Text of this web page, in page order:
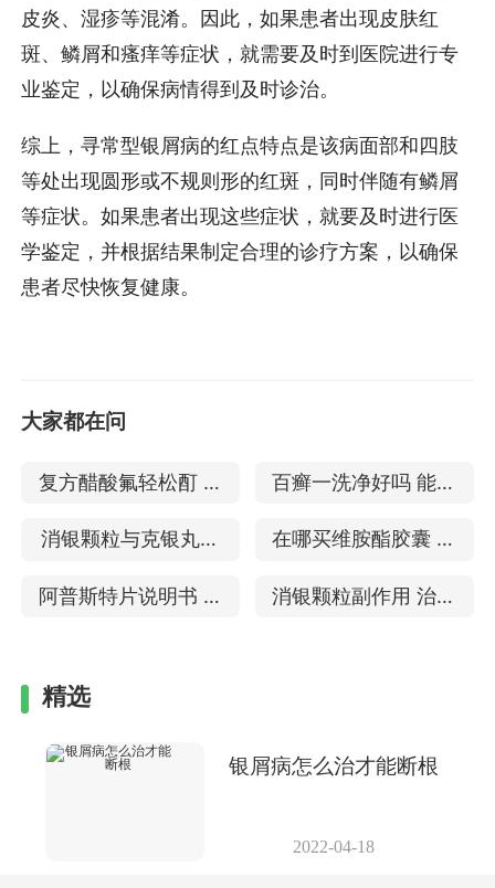
皮炎、湿疹等混淆。因此，如果患者出现皮肤红
斑、鳞屑和瘙痒等症状，就需要及时到医院进行专
业鉴定，以确保病情得到及时诊治。
综上，寻常型银屑病的红点特点是该病面部和四肢
等处出现圆形或不规则形的红斑，同时伴随有鳞屑
等症状。如果患者出现这些症状，就要及时进行医
学鉴定，并根据结果制定合理的诊疗方案，以确保
患者尽快恢复健康。
大家都在问
复方醋酸氟轻松酊 治
疗银屑病的效果
百癣一洗净好吗 能治
疗点滴型银屑病吗
消银颗粒与克银丸哪
个有效 怎治疗银屑病
在哪买维胺酯胶囊 怎
么治疗牛皮癣
阿普斯特片说明书 治
消银颗粒副作用 治银
精选
银屑病怎么治才能断根
2022-04-18